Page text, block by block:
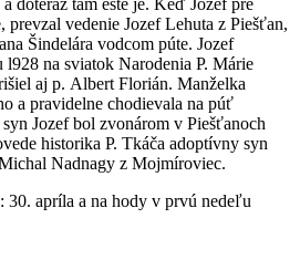
vedenie Jozef Lehuta z Piešťan,
Šindelára vodcom púte. Jozef
na sviatok Narodenia P. Márie
aj p. Albert Florián. Manželka
a pravidelne chodievala na púť
Jozef bol zvonárom v Piešťanoch
historika P. Tkáča adoptívny syn
Nadnagy z Mojmíroviec.
30. apríla a na hody v prvú nedeľu